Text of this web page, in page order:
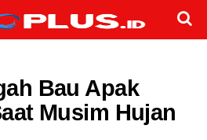
Bau Apak
Musim Hujan